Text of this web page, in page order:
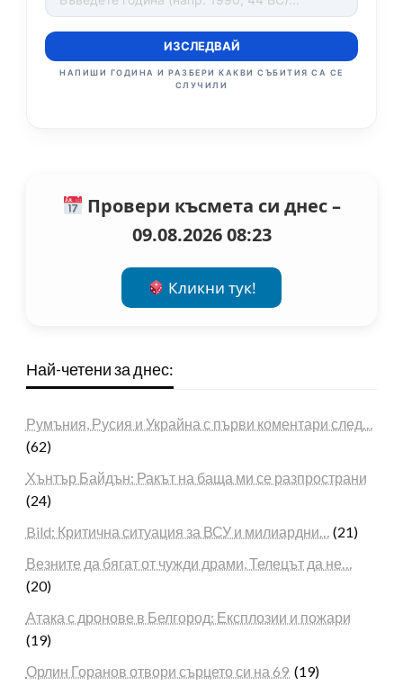
ИЗСЛЕДВАЙ
НАПИШИ ГОДИНА И РАЗБЕРИ КАКВИ СЪБИТИЯ СА СЕ
СЛУЧИЛИ
Провери късмета си днес –
09.08.2026 08:23
Кликни тук!
Най-четени за днес:
Румъния, Русия и Украйна с първи коментари след…
(62)
Хънтър Байдън: Ракът на баща ми се разпространи
(24)
Bild: Критична ситуация за ВСУ и милиардни… (21)
Везните да бягат от чужди драми, Телецът да не…
(20)
Атака с дронове в Белгород: Експлозии и пожари
(19)
Орлин Горанов отвори сърцето си на 69 (19)